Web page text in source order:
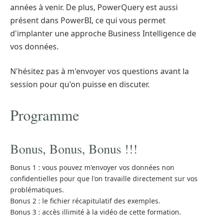
années à venir. De plus, PowerQuery est aussi
présent dans PowerBI, ce qui vous permet
d'implanter une approche Business Intelligence de
vos données.
N'hésitez pas à m'envoyer vos questions avant la
session pour qu'on puisse en discuter.
Programme
Bonus, Bonus, Bonus !!!
Bonus 1 : vous pouvez m'envoyer vos données non
confidentielles pour que l'on travaille directement sur vos
problématiques.
Bonus 2 : le fichier récapitulatif des exemples.
Bonus 3 : accès illimité à la vidéo de cette formation.